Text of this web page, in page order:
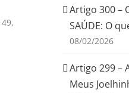
Artigo 300 –
SAÚDE: O
08/02/2026
Artigo 299 –
Meus